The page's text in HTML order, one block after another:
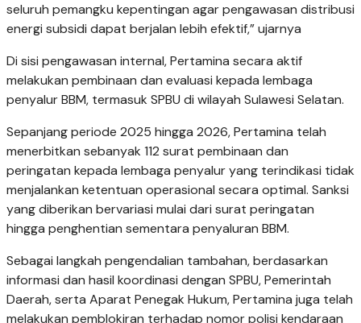
seluruh pemangku kepentingan agar pengawasan distribusi
energi subsidi dapat berjalan lebih efektif,” ujarnya
Di sisi pengawasan internal, Pertamina secara aktif
melakukan pembinaan dan evaluasi kepada lembaga
penyalur BBM, termasuk SPBU di wilayah Sulawesi Selatan.
Sepanjang periode 2025 hingga 2026, Pertamina telah
menerbitkan sebanyak 112 surat pembinaan dan
peringatan kepada lembaga penyalur yang terindikasi tidak
menjalankan ketentuan operasional secara optimal. Sanksi
yang diberikan bervariasi mulai dari surat peringatan
hingga penghentian sementara penyaluran BBM.
Sebagai langkah pengendalian tambahan, berdasarkan
informasi dan hasil koordinasi dengan SPBU, Pemerintah
Daerah, serta Aparat Penegak Hukum, Pertamina juga telah
melakukan pemblokiran terhadap nomor polisi kendaraan